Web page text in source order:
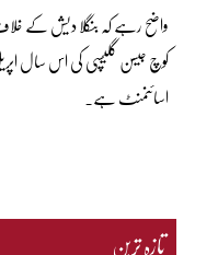
واضح رہے کہ بنگلا دیش کے
کوچ جیسن گلیسپی کی اس سال
اسائنمنٹ ہے۔